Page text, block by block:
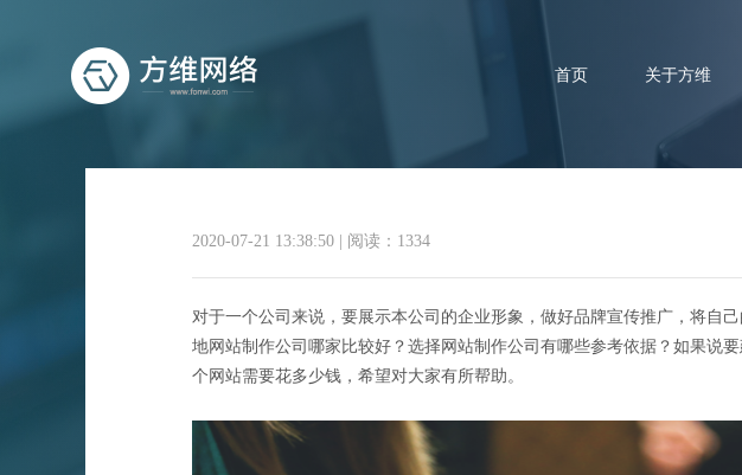
首页 关于方维
深圳网站制作公司哪家
2020-07-21 13:38:50 阅读：1334
对于一个公司来说，要展示本公司的企业形象，做好品牌宣传推广，将自
地网站制作公司哪家比较好？选择网站制作公司有哪些参考依据？如果说
个网站需要花多少钱，希望对大家有所帮助。